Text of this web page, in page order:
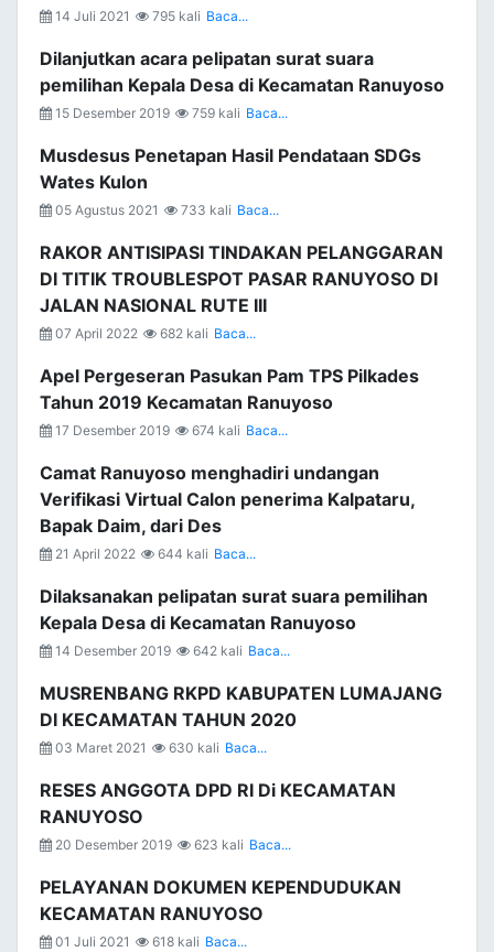
14 Juli 2021 795 kali Baca...
Dilanjutkan acara pelipatan surat suara
pemilihan Kepala Desa di Kecamatan Ranuyoso
15 Desember 2019 759 kali Baca...
Musdesus Penetapan Hasil Pendataan SDGs
Wates Kulon
05 Agustus 2021 733 kali Baca...
RAKOR ANTISIPASI TINDAKAN PELANGGARAN
DI TITIK TROUBLESPOT PASAR RANUYOSO DI
JALAN NASIONAL RUTE III
07 April 2022 682 kali Baca...
Apel Pergeseran Pasukan Pam TPS Pilkades
Tahun 2019 Kecamatan Ranuyoso
17 Desember 2019 674 kali Baca...
Camat Ranuyoso menghadiri undangan
Verifikasi Virtual Calon penerima Kalpataru,
Bapak Daim, dari Des
21 April 2022 644 kali Baca...
Dilaksanakan pelipatan surat suara pemilihan
Kepala Desa di Kecamatan Ranuyoso
14 Desember 2019 642 kali Baca...
MUSRENBANG RKPD KABUPATEN LUMAJANG
DI KECAMATAN TAHUN 2020
03 Maret 2021 630 kali Baca...
RESES ANGGOTA DPD RI Di KECAMATAN
RANUYOSO
20 Desember 2019 623 kali Baca...
PELAYANAN DOKUMEN KEPENDUDUKAN
KECAMATAN RANUYOSO
01 Juli 2021 618 kali Baca...